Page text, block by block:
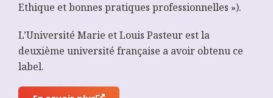
Ethique et bonnes pratiques professionnelles »).
L’Université Marie et Louis Pasteur est la
deuxième université française a avoir obtenu ce
label.